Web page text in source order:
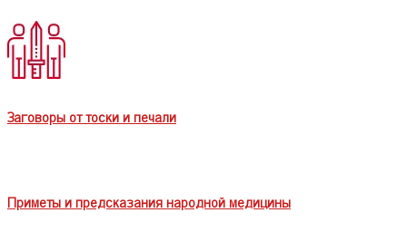
Заговоры от тоски и печали
Приметы и предсказания народной медицины